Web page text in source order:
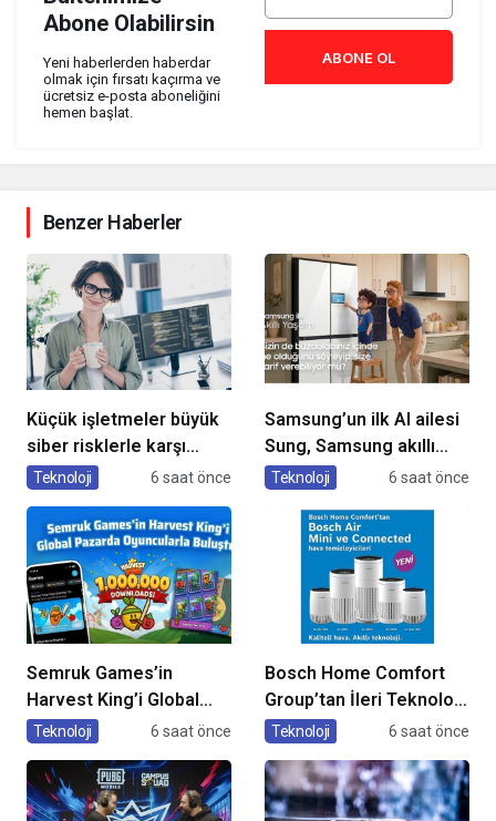
Abone Olabilirsin
Yeni haberlerden haberdar
olmak için fırsatı kaçırma ve
ücretsiz e-posta aboneliğini
hemen başlat.
ABONE OL
Benzer Haberler
Küçük işletmeler büyük
siber risklerle karşı
karşıya
Teknoloji 6 saat önce
Samsung’un ilk AI ailesi
Sung, Samsung akıllı
yaşam deneyimini
Teknoloji 6 saat önce
Semruk Games’in
Harvest King’i Global
Pazarda Oyuncularla
Teknoloji 6 saat önce
Bosch Home Comfort
Group’tan İleri Teknoloji
Hava Temizleme
Teknoloji 6 saat önce